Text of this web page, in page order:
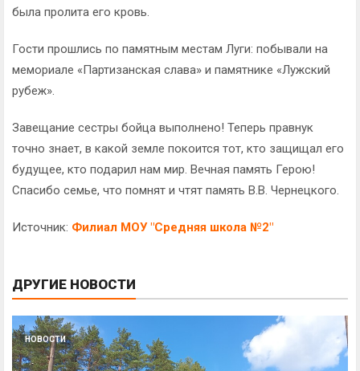
была пролита его кровь.
Гости прошлись по памятным местам Луги: побывали на
мемориале «Партизанская слава» и памятнике «Лужский
рубеж».
Завещание сестры бойца выполнено! Теперь правнук
точно знает, в какой земле покоится тот, кто защищал его
будущее, кто подарил нам мир. Вечная память Герою!
Спасибо семье, что помнят и чтят память В.В. Чернецкого.
Источник: Филиал МОУ "Средняя школа №2"
ДРУГИЕ НОВОСТИ
НОВОСТИ